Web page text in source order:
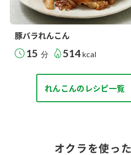
豚バラれんこん
15 分 514 kcal
れんこんのレシピ一覧
オクラを使っ